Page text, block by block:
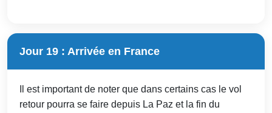
Jour 19 : Arrivée en France
Il est important de noter que dans certains cas le vol
retour pourra se faire depuis La Paz et la fin du